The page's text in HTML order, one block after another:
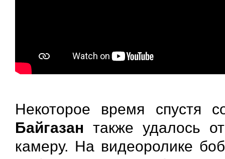
Некоторое время спустя
Байгазан также удалось
камеру. На видеоролике